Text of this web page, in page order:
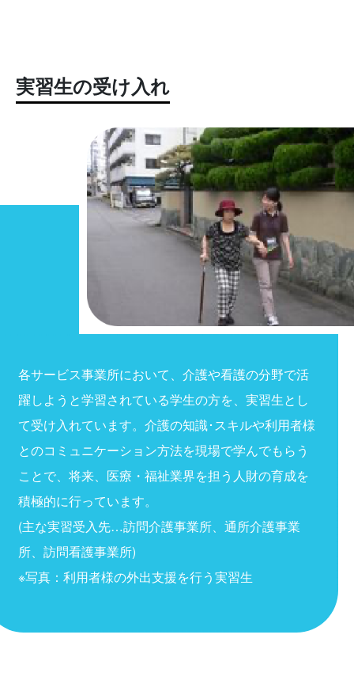
実習生の受け入れ
各サービス事業所において、介護や看護の分野で活
躍しようと学習されている学生の方を、実習生とし
て受け入れています。介護の知識･スキルや利用者様
とのコミュニケーション方法を現場で学んでもらう
ことで、将来、医療・福祉業界を担う人財の育成を
積極的に行っています。
(主な実習受入先…訪問介護事業所、通所介護事業
所、訪問看護事業所)
※写真：利用者様の外出支援を行う実習生